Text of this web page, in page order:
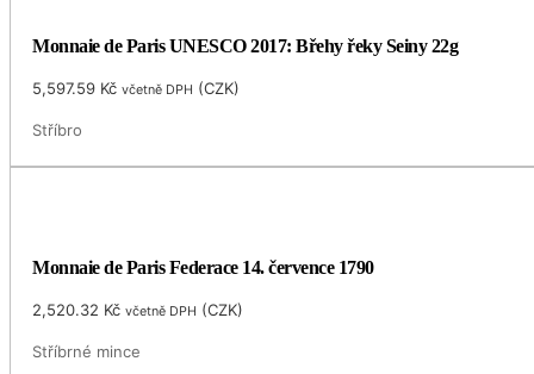
Monnaie de Paris UNESCO 2017: Břehy řeky Seiny 22g
5,597.59 Kč včetně DPH (CZK)
Stříbro
Monnaie de Paris Federace 14. července 1790
2,520.32 Kč včetně DPH (CZK)
Stříbrné mince